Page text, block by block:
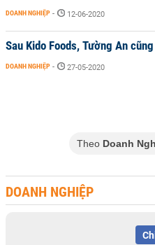
DOANH NGHIỆP - 12-06-2020
Sau Kido Foods, Tường An
DOANH NGHIỆP - 27-05-2020
Theo Doanh
DOANH NGHIỆP